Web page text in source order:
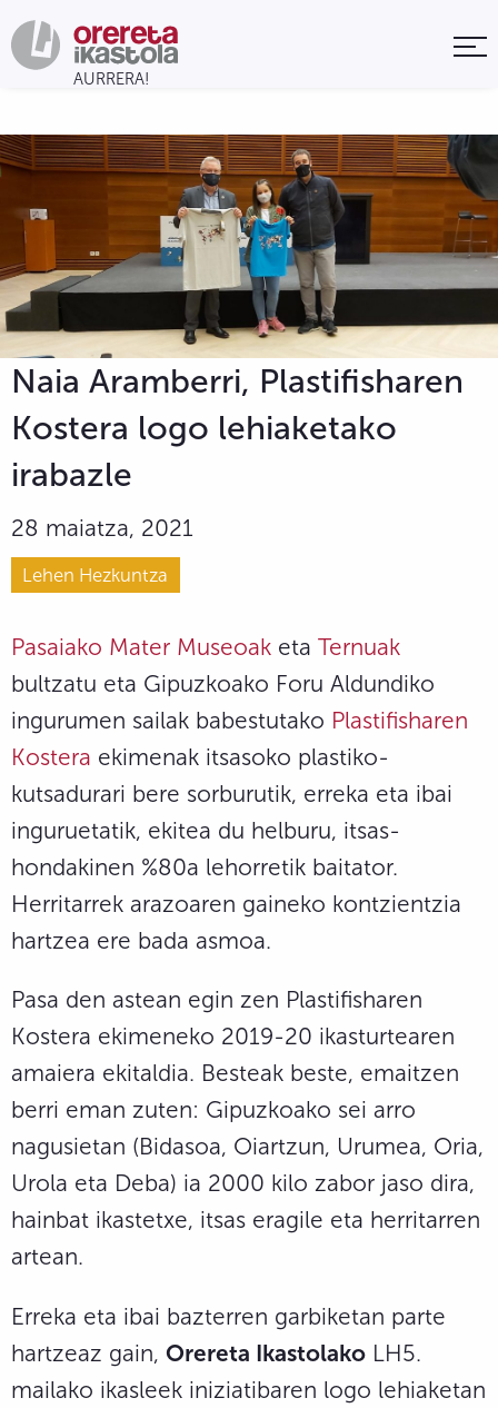
Naia Aramberri, Plastifisharen
Kostera logo lehiaketako
irabazle
28 maiatza, 2021
Lehen Hezkuntza
Pasaiako Mater Museoak eta Ternuak
bultzatu eta Gipuzkoako Foru Aldundiko
ingurumen sailak babestutako Plastifisharen
Kostera ekimenak itsasoko plastiko-
kutsadurari bere sorburutik, erreka eta ibai
inguruetatik, ekitea du helburu, itsas-
hondakinen %80a lehorretik baitator.
Herritarrek arazoaren gaineko kontzientzia
hartzea ere bada asmoa.
Pasa den astean egin zen Plastifisharen
Kostera ekimeneko 2019-20 ikasturtearen
amaiera ekitaldia. Besteak beste, emaitzen
berri eman zuten: Gipuzkoako sei arro
nagusietan (Bidasoa, Oiartzun, Urumea, Oria,
Urola eta Deba) ia 2000 kilo zabor jaso dira,
hainbat ikastetxe, itsas eragile eta herritarren
artean.
Erreka eta ibai bazterren garbiketan parte
hartzeaz gain, Orereta Ikastolako LH5.
mailako ikasleek iniziatibaren logo lehiaketan